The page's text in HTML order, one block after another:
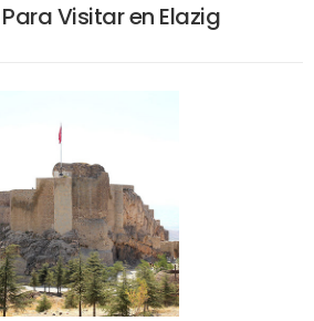
Visitar en Elazig